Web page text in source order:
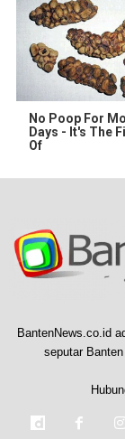
No Poop For
Days - It's The
Of
BantenNews.co.id
seputar